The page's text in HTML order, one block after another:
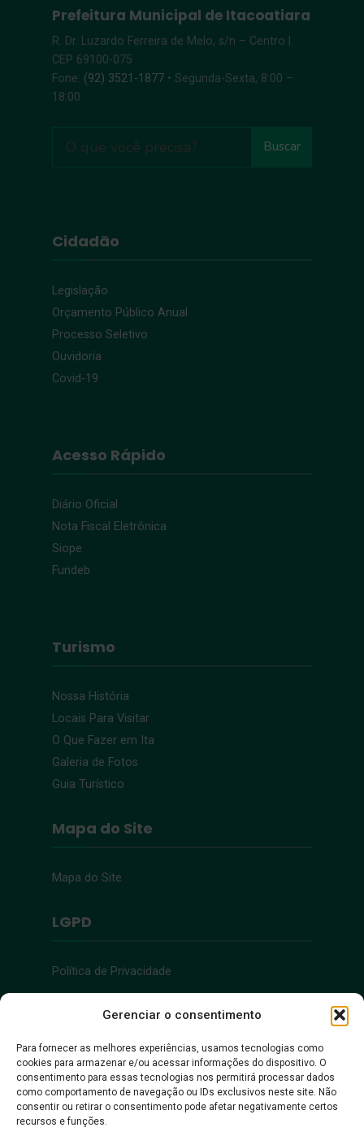
Gerenciar o consentimento
Para fornecer as melhores experiências, usamos tecnologias como
cookies para armazenar e/ou acessar informações do dispositivo. O
consentimento para essas tecnologias nos permitirá processar dados
como comportamento de navegação ou IDs exclusivos neste site. Não
consentir ou retirar o consentimento pode afetar negativamente certos
recursos e funções.
Prefeitura Municipal de Itacoatiara
R. Dr. Luzardo Ferreira de Melo, s/n – Centro |
CEP 69100-075
Fone: (92) 3521-1877 • Segunda-Sexta, 8:00 –
18:00
Buscar
Cidadão
Legislação
Orçamento Público Anual
Processo Seletivo
Ouvidoria
Covid-19
Acesso Rápido
Diário Oficial
Nota Fiscal Eletrônica
Siope
Fundeb
Turismo
Nossa História
Locais Para Visitar
O Que Fazer em Ita
Galeria de Fotos
Guia Turístico
Mapa do Site
Mapa do Site
LGPD
Política de Privacidade
Acessibilidade
Acessibilidade